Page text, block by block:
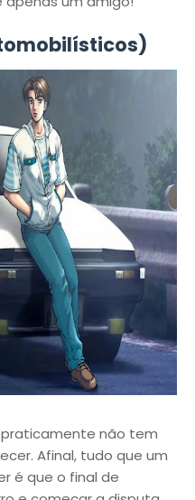
não tem
Afinal, tudo que um
é que o final de